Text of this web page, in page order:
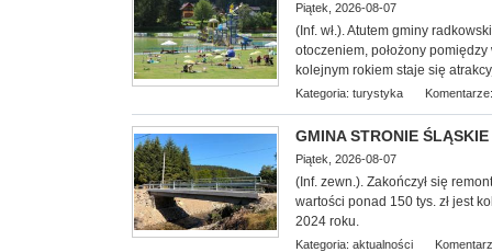
Piątek, 2026-08-07
(Inf. wł.). Atutem gminy
otoczeniem, położony
kolejnym rokiem staje się
Kategoria: turystyka
GMINA STRONIE
Piątek, 2026-08-07
(Inf. zewn.). Zakończył się
wartości ponad 150 tys. zł jest
2024 roku.
Kategoria: aktualności